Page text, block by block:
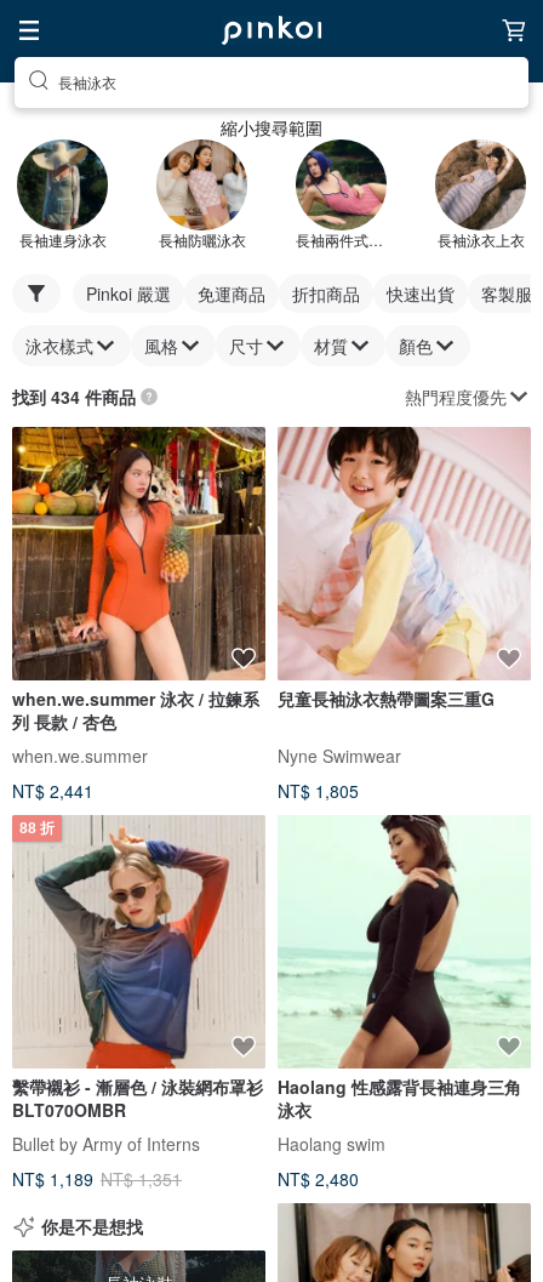
長袖泳衣
縮小搜尋範圍
長袖連身泳衣 長袖防曬泳衣 長袖兩件式泳衣 長袖泳衣上衣
Pinkoi 嚴選 免運商品 折扣商品 快速出貨 客製服
泳衣樣式 風格 尺寸 材質 顏色
找到 434 件商品 熱門程度優先
when.we.summer 泳衣 / 拉鍊系
列 長款 / 杏色
when.we.summer
NT$ 2,441
兒童長袖泳衣熱帶圖案三重G
Nyne Swimwear
NT$ 1,805
88 折
繫帶襯衫 - 漸層色 / 泳裝網布罩衫
BLT070OMBR
Bullet by Army of Interns
NT$ 1,189 NT$ 1,351
Haolang 性感露背長袖連身三角
泳衣
Haolang swim
NT$ 2,480
你是不是想找